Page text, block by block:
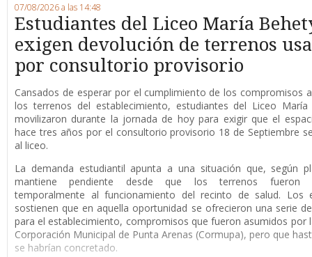
07/08/2026 a las 14:48
Estudiantes del Liceo María
exigen devolución de terrenos
por consultorio provisorio
Cansados de esperar por el cumplimiento de los compromisos
los terrenos del establecimiento, estudiantes del Liceo
movilizaron durante la jornada de hoy para exigir que el
hace tres años por el consultorio provisorio 18 de Septiembre
al liceo.
La demanda estudiantil apunta a una situación que, según
mantiene pendiente desde que los terrenos fueron
temporalmente al funcionamiento del recinto de salud. Los
sostienen que en aquella oportunidad se ofrecieron una serie
para el establecimiento, compromisos que fueron asumidos por
Corporación Municipal de Punta Arenas (Cormupa), pero que
se habrían concretado.